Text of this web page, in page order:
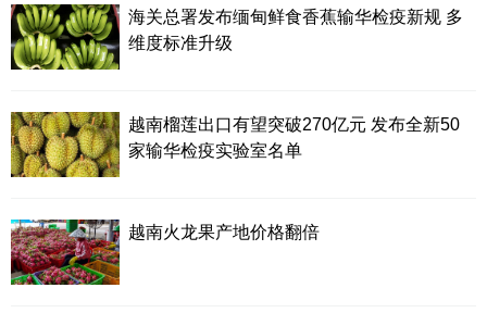
海关总署发布缅甸鲜食香蕉输华检疫新规 多
维度标准升级
越南榴莲出口有望突破270亿元 发布全新50
家输华检疫实验室名单
越南火龙果产地价格翻倍